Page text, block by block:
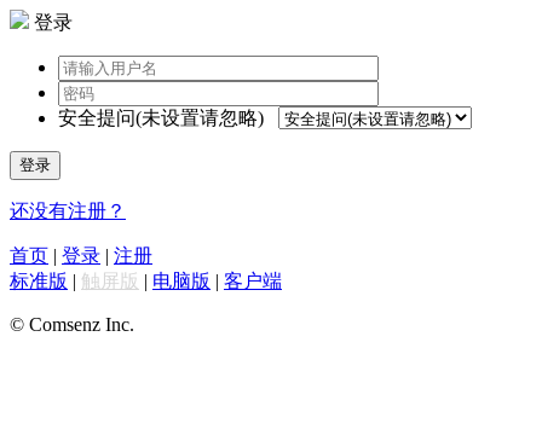
登录
安全提问(未设置请忽略)
登录
还没有注册？
首页 | 登录 | 注册
标准版 | 触屏版 | 电脑版 | 客户端
© Comsenz Inc.